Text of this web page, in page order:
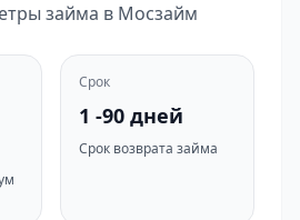
займа в Мосзайм
Срок
1 -90 дней
Срок возврата займа